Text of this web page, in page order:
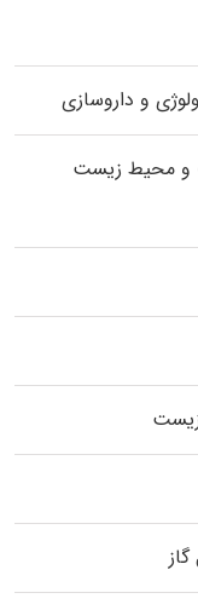
و داروسازی
و محیط زیست